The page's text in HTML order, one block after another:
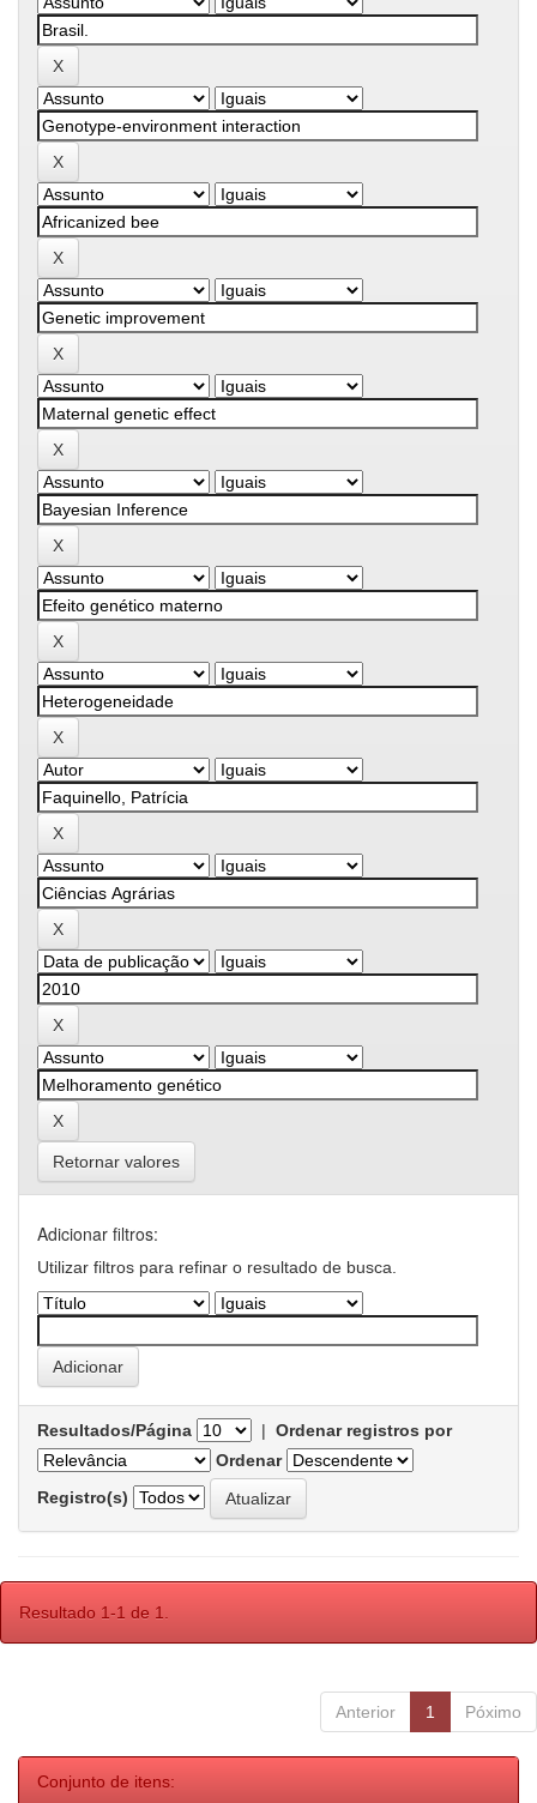
Retornar valores
Adicionar filtros:
Utilizar filtros para refinar o resultado de busca.
Resultados/Página | Ordenar registros por
Ordenar
Registro(s)
Resultado 1-1 de 1.
Anterior 1 Póximo
Conjunto de itens: